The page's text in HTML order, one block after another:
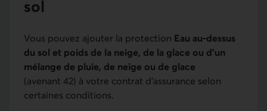
sol
Vous pouvez ajouter la protection Eau au-dessus
du sol et poids de la neige, de la glace ou d’un
mélange de pluie, de neige ou de glace
(avenant 42) à votre contrat d’assurance selon
certaines conditions.